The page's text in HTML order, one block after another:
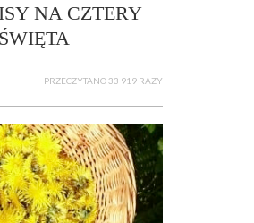
NA CZTERY
PRZECZYTANO 33 919 RAZY